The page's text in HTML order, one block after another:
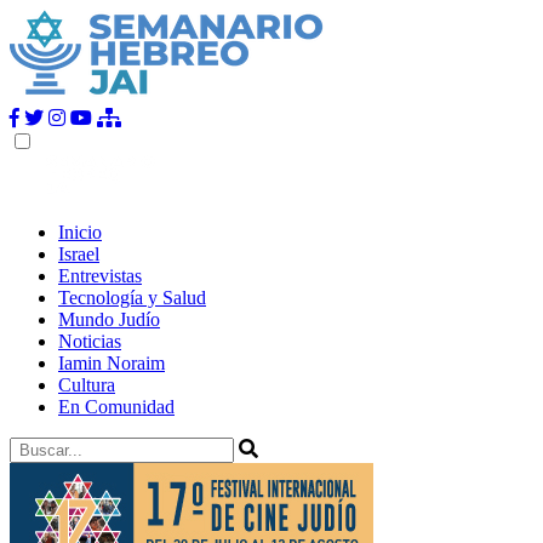
Inicio
Israel
Entrevistas
Tecnología y Salud
Mundo Judío
Noticias
Iamin Noraim
Cultura
En Comunidad